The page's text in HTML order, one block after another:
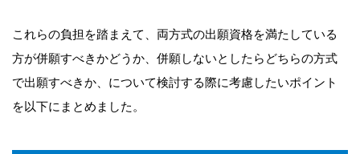
これらの負担を踏まえて、両方式の出願資格を満たしている
方が併願すべきかどうか、併願しないとしたらどちらの方式
で出願すべきか、について検討する際に考慮したいポイント
を以下にまとめました。